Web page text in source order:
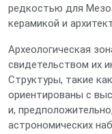
редкостью для
керамикой и
Археологическая
свидетельством их
Структуры, такие
ориентированы с
и,
астрономических